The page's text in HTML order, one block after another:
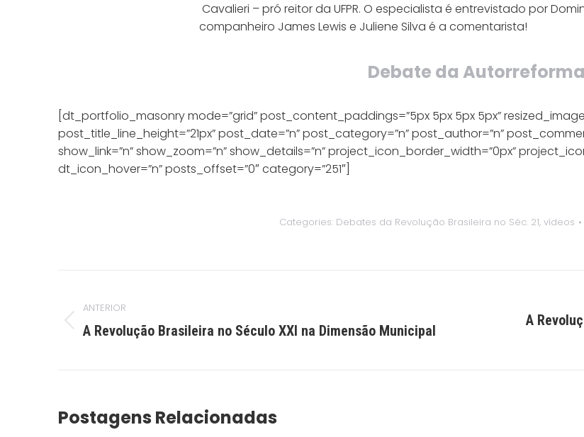
Cavalieri – pró reitor da UFPR. O especialista é entrevistado por
companheiro James Lewis e Juliene Silva é a comentarista!
Debate da Autorreforma
[dt_portfolio_masonry mode=”grid” post_content_paddings=”5px 5px 5px 5px”
post_title_line_height=”21px” post_date=”n” post_category=”n” post_author=”n”
show_link=”n” show_zoom=”n” show_details=”n” project_icon_border_width=”0px”
dt_icon_hover=”n” posts_offset=”0″ category=”251″]
Categories: Debates da Revolução Brasileira no Séc. 21, vídeos
de
post:
ANTERIOR
Post
A Revolução Brasileira no Século XXI na Dimensão Municipal
Próximo
A
Postagens Relacionadas